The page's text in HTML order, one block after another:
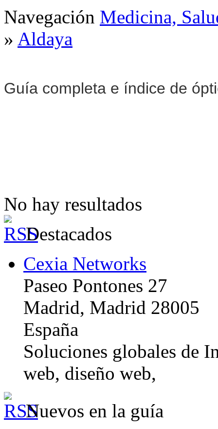
Navegación Medicina,
» Aldaya
Guía completa e índice de
No hay resultados
Destacados
Cexia Networks
Paseo Pontones 27
Madrid, Madrid 28005
España
Soluciones globales de
web, diseño web,
Nuevos en la guía